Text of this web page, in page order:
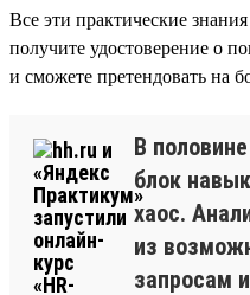
Все эти практические
получите удостоверение о
и сможете претендовать на
В
блок
хаос.
из
запросам